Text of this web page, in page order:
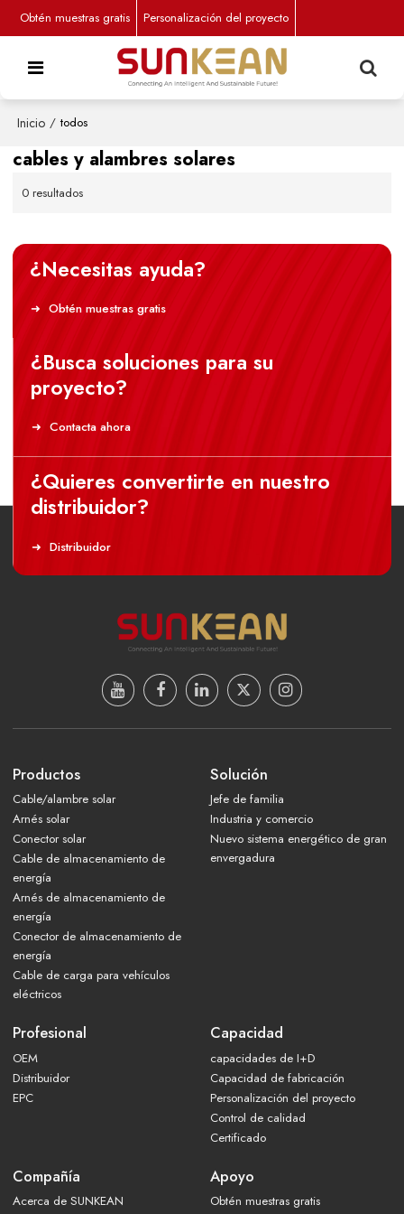
Obtén muestras gratis Personalización del proyecto
Inicio / todos
cables y alambres solares
0 resultados
¿Necesitas ayuda?
Obtén muestras gratis
¿Busca soluciones para su
proyecto?
Contacta ahora
¿Quieres convertirte en nuestro
distribuidor?
Distribuidor
Productos
Cable/alambre solar
Arnés solar
Conector solar
Cable de almacenamiento de
energía
Arnés de almacenamiento de
energía
Conector de almacenamiento de
energía
Cable de carga para vehículos
eléctricos
Solución
Jefe de familia
Industria y comercio
Nuevo sistema energético de gran
envergadura
Profesional
OEM
Distribuidor
EPC
Capacidad
capacidades de I+D
Capacidad de fabricación
Personalización del proyecto
Control de calidad
Certificado
Compañía
Acerca de SUNKEAN
Apoyo
Obtén muestras gratis